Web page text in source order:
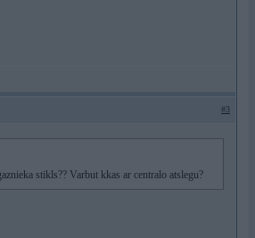
#3
stikls?? Varbut kkas ar centralo atslegu?